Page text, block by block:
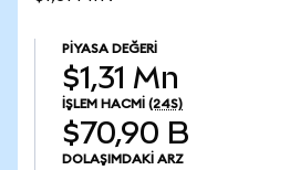
PIYASA DEĞERI
$1,31 Mn
İŞLEM HACMI (24S)
$70,90 B
DOLAŞIMDAKI ARZ